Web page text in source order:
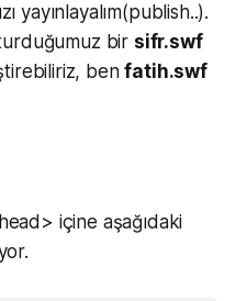
yayınlayalım(publish..).
bir sifr.swf
benfatih.swf
içine aşağıdaki